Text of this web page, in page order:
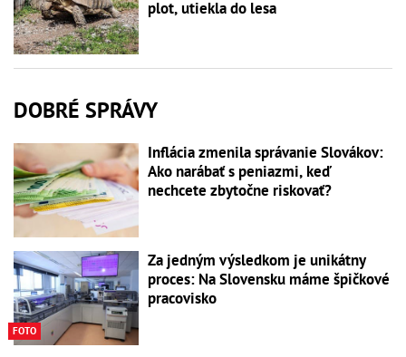
plot, utiekla do lesa
DOBRÉ SPRÁVY
Inflácia zmenila správanie Slovákov:
Ako narábať s peniazmi, keď
nechcete zbytočne riskovať?
FOTO
Za jedným výsledkom je unikátny
proces: Na Slovensku máme špičkové
pracovisko